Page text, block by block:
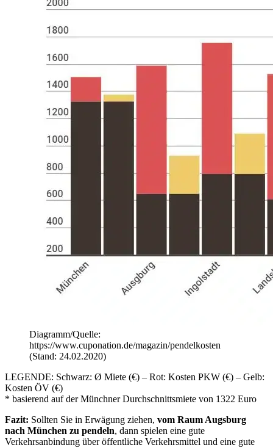
Diagramm/Quelle:
https://www.cuponation.de/magazin/pendelkosten
(Stand: 24.02.2020)
LEGENDE: Schwarz: Ø Miete (€) – Rot: Kosten PKW (€) – Gelb:
Kosten ÖV (€)
* basierend auf der Münchner Durchschnittsmiete von 1322 Euro
Fazit: Sollten Sie in Erwägung ziehen, vom Raum Augsburg
nach München zu pendeln, dann spielen eine gute
Verkehrsanbindung über öffentliche Verkehrsmittel und eine gute